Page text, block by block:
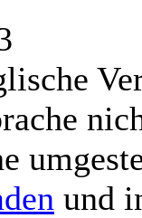
und